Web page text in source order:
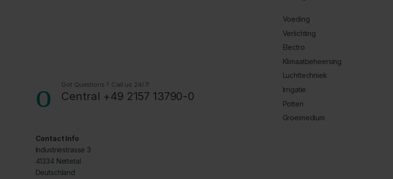
Got Questions ? Call us 24/7!
Central +49 2157 13790-0
Contact Info
Industriestrasse 3
41334 Nettetal
Deutschland
Voeding
Verlichting
Electro
Klimaatbeheersing
Luchttechniek
Irrigatie
Potten
Groeimedium